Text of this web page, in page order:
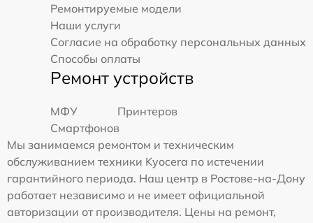
Ремонтируемые модели
Наши услуги
Согласие на обработку персональных данных
Способы оплаты
Ремонт устройств
МФУ
Принтеров
Смартфонов
Мы занимаемся ремонтом и техническим
обслуживанием техники Kyocera по истечении
гарантийного периода. Наш центр в Ростове-на-Дону
работает независимо и не имеет официальной
авторизации от производителя. Цены на ремонт,